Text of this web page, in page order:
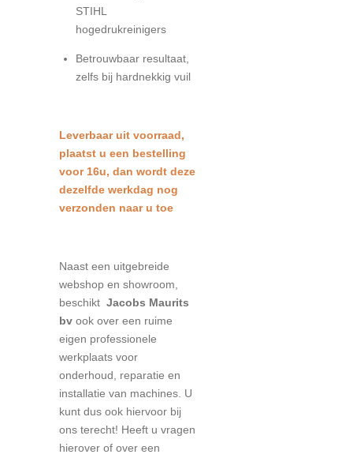
STIHL
hogedrukreinigers
Betrouwbaar resultaat,
zelfs bij hardnekkig vuil
Leverbaar uit voorraad,
plaatst u een bestelling
voor 16u, dan wordt deze
dezelfde werkdag nog
verzonden naar u toe
Naast een uitgebreide
webshop en showroom,
beschikt Jacobs Maurits
bv ook over een ruime
eigen professionele
werkplaats voor
onderhoud, reparatie en
installatie van machines. U
kunt dus ook hiervoor bij
ons terecht! Heeft u vragen
hierover of over een